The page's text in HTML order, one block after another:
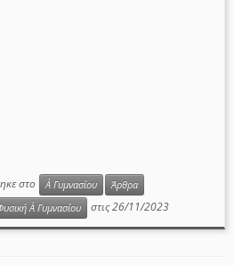
στο Α΄ Γυμνασίου
Άρθρα
Α΄ Γυμνασίου στις26/11/2023